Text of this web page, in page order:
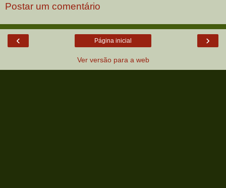
Postar um comentário
‹ ›
Página inicial
Ver versão para a web